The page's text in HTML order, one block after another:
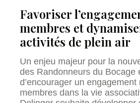
Favoriser
membres et
activités de plein air
Un enjeu majeur pour la
des Randonneurs du Bocage
d’encourager un
membres dans la vie